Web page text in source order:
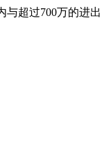
与超过700万的进出